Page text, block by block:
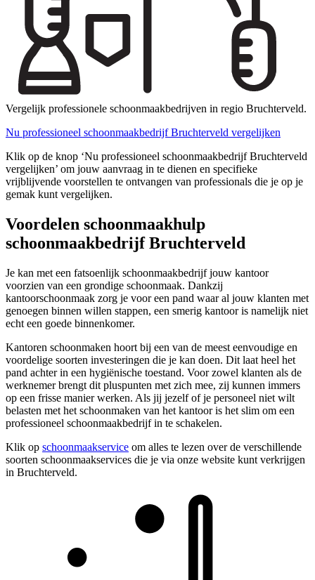
Vergelijk professionele schoonmaakbedrijven in regio Bruchterveld.
Nu professioneel schoonmaakbedrijf Bruchterveld vergelijken
Klik op de knop ‘Nu professioneel schoonmaakbedrijf Bruchterveld
vergelijken’ om jouw aanvraag in te dienen en specifieke
vrijblijvende voorstellen te ontvangen van professionals die je op je
gemak kunt vergelijken.
Voordelen schoonmaakhulp
schoonmaakbedrijf Bruchterveld
Je kan met een fatsoenlijk schoonmaakbedrijf jouw kantoor
voorzien van een grondige schoonmaak. Dankzij
kantoorschoonmaak zorg je voor een pand waar al jouw klanten met
genoegen binnen willen stappen, een smerig kantoor is namelijk niet
echt een goede binnenkomer.
Kantoren schoonmaken hoort bij een van de meest eenvoudige en
voordelige soorten investeringen die je kan doen. Dit laat heel het
pand achter in een hygiënische toestand. Voor zowel klanten als de
werknemer brengt dit pluspunten met zich mee, zij kunnen immers
op een frisse manier werken. Als jij jezelf of je personeel niet wilt
belasten met het schoonmaken van het kantoor is het slim om een
professioneel schoonmaakbedrijf in te schakelen.
Klik op schoonmaakservice om alles te lezen over de verschillende
soorten schoonmaakservices die je via onze website kunt verkrijgen
in Bruchterveld.